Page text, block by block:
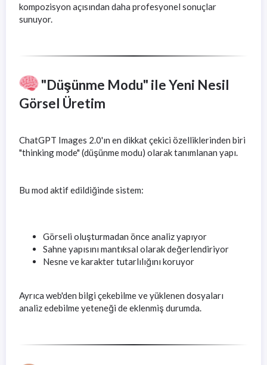
kompozisyon açısından daha profesyonel sonuçlar
sunuyor.
"Düşünme Modu" ile Yeni Nesil
Görsel Üretim
ChatGPT Images 2.0'ın en dikkat çekici özelliklerinden biri
"thinking mode" (düşünme modu) olarak tanımlanan yapı.
Bu mod aktif edildiğinde sistem:
Görseli oluşturmadan önce analiz yapıyor
Sahne yapısını mantıksal olarak değerlendiriyor
Nesne ve karakter tutarlılığını koruyor
Ayrıca web'den bilgi çekebilme ve yüklenen dosyaları
analiz edebilme yeteneği de eklenmiş durumda.